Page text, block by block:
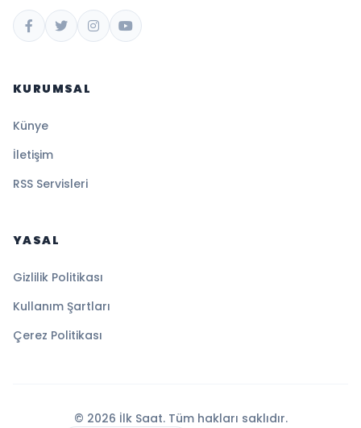
KURUMSAL
Künye
İletişim
RSS Servisleri
YASAL
Gizlilik Politikası
Kullanım Şartları
Çerez Politikası
© 2026 İlk Saat. Tüm hakları saklıdır.